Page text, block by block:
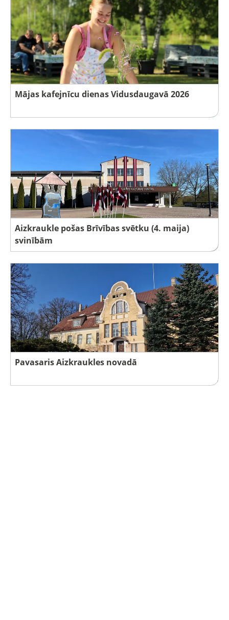
Mājas kafejnīcu dienas Vidusdaugavā 2026
Aizkraukle pošas Brīvības svētku (4. maija)
svinībām
Pavasaris Aizkraukles novadā